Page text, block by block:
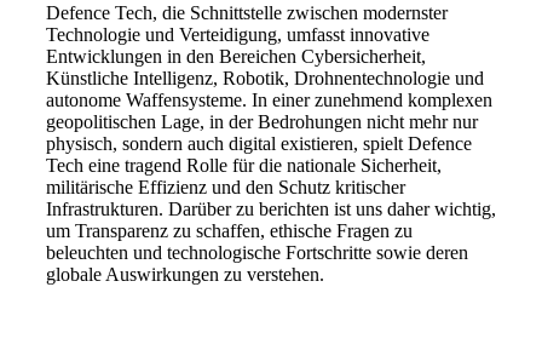
Defence Tech, die Schnittstelle zwischen modernster
Technologie und Verteidigung, umfasst innovative
Entwicklungen in den Bereichen Cybersicherheit,
Künstliche Intelligenz, Robotik, Drohnentechnologie und
autonome Waffensysteme. In einer zunehmend komplexen
geopolitischen Lage, in der Bedrohungen nicht mehr nur
physisch, sondern auch digital existieren, spielt Defence
Tech eine tragend Rolle für die nationale Sicherheit,
militärische Effizienz und den Schutz kritischer
Infrastrukturen. Darüber zu berichten ist uns daher wichtig,
um Transparenz zu schaffen, ethische Fragen zu
beleuchten und technologische Fortschritte sowie deren
globale Auswirkungen zu verstehen.